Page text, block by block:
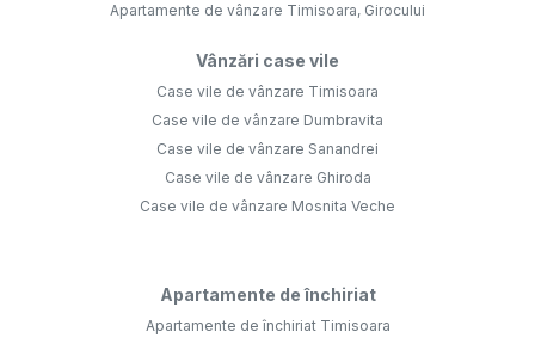
Apartamente de vânzare Timisoara, Girocului
Vânzări case vile
Case vile de vânzare Timisoara
Case vile de vânzare Dumbravita
Case vile de vânzare Sanandrei
Case vile de vânzare Ghiroda
Case vile de vânzare Mosnita Veche
Apartamente de închiriat
Apartamente de închiriat Timisoara